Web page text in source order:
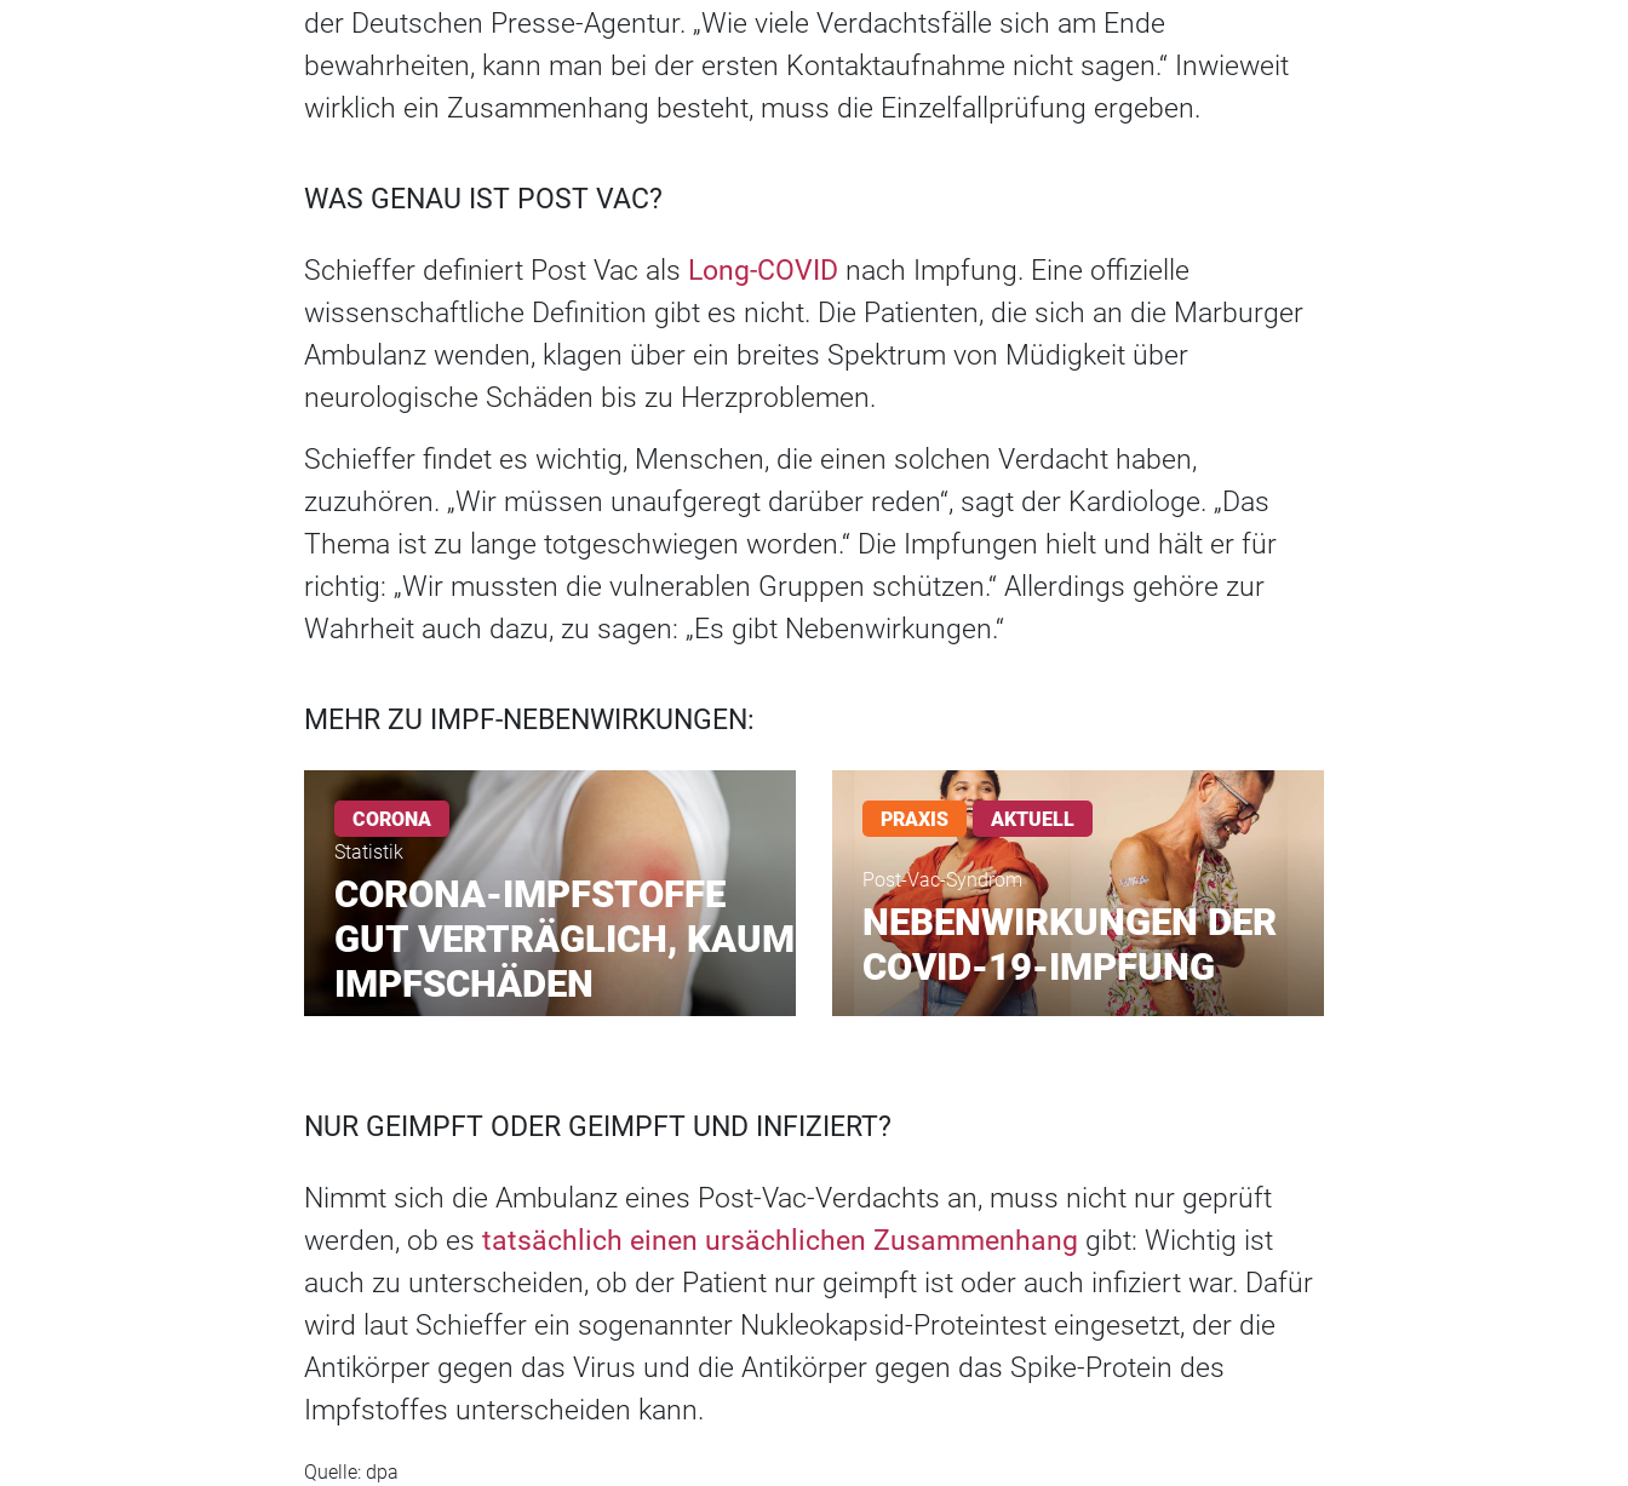
der Deutschen Presse-Agentur. „Wie viele Verdachtsfälle sich am Ende
bewahrheiten, kann man bei der ersten Kontaktaufnahme nicht sagen.“ Inwieweit
wirklich ein Zusammenhang besteht, muss die Einzelfallprüfung ergeben.
WAS GENAU IST POST VAC?
Schieffer definiert Post Vac als Long-COVID nach Impfung. Eine offizielle
wissenschaftliche Definition gibt es nicht. Die Patienten, die sich an die Marburger
Ambulanz wenden, klagen über ein breites Spektrum von Müdigkeit über
neurologische Schäden bis zu Herzproblemen.
Schieffer findet es wichtig, Menschen, die einen solchen Verdacht haben,
zuzuhören. „Wir müssen unaufgeregt darüber reden“, sagt der Kardiologe. „Das
Thema ist zu lange totgeschwiegen worden.“ Die Impfungen hielt und hält er für
richtig: „Wir mussten die vulnerablen Gruppen schützen.“ Allerdings gehöre zur
Wahrheit auch dazu, zu sagen: „Es gibt Nebenwirkungen.“
MEHR ZU IMPF-NEBENWIRKUNGEN:
CORONA
Statistik
CORONA-IMPFSTOFFE
GUT VERTRÄGLICH, KAUM
IMPFSCHÄDEN
PRAXIS AKTUELL
Post-Vac-Syndrom
NEBENWIRKUNGEN DER
COVID-19-IMPFUNG
NUR GEIMPFT ODER GEIMPFT UND INFIZIERT?
Nimmt sich die Ambulanz eines Post-Vac-Verdachts an, muss nicht nur geprüft
werden, ob es tatsächlich einen ursächlichen Zusammenhang gibt: Wichtig ist
auch zu unterscheiden, ob der Patient nur geimpft ist oder auch infiziert war. Dafür
wird laut Schieffer ein sogenannter Nukleokapsid-Proteintest eingesetzt, der die
Antikörper gegen das Virus und die Antikörper gegen das Spike-Protein des
Impfstoffes unterscheiden kann.
Quelle: dpa